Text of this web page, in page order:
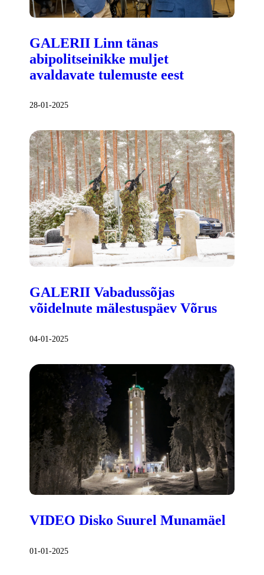
GALERII Linn tänas
abipolitseinikke muljet
avaldavate tulemuste eest
28-01-2025
GALERII Vabadussõjas
võidelnute mälestuspäev Võrus
04-01-2025
VIDEO Disko Suurel Munamäel
01-01-2025